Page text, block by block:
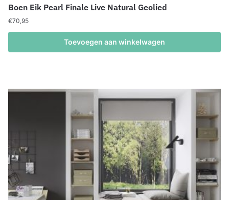
Boen Eik Pearl Finale Live Natural Geolied
€70,95
Toevoegen aan winkelwagen